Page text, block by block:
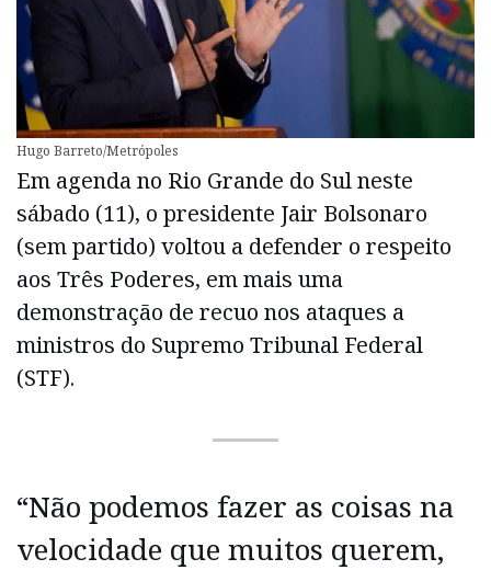
Hugo Barreto/Metrópoles
Em agenda no Rio Grande do Sul neste
sábado (11), o presidente Jair Bolsonaro
(sem partido) voltou a defender o respeito
aos Três Poderes, em mais uma
demonstração de recuo nos ataques a
ministros do Supremo Tribunal Federal
(STF).
“Não podemos fazer as coisas na
velocidade que muitos querem,